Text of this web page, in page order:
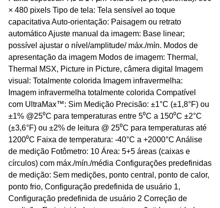
× 480 pixels Tipo de tela: Tela sensível ao toque
capacitativa Auto-orientação: Paisagem ou retrato
automático Ajuste manual da imagem: Base linear;
possível ajustar o nível/amplitude/ máx./mín. Modos de
apresentação da imagem Modos de imagem: Thermal,
Thermal MSX, Picture in Picture, câmera digital Imagem
visual: Totalmente colorida Imagem infravermelha:
Imagem infravermelha totalmente colorida Compatível
com UltraMax™: Sim Medição Precisão: ±1°C (±1,8°F) ou
±1% @25⁰C para temperaturas entre 5⁰C a 150⁰C ±2°C
(±3,6°F) ou ±2% de leitura @ 25⁰C para temperaturas até
1200⁰C Faixa de temperatura: -40°C a +2000°C Análise
de medição Fotômetro: 10 Área: 5+5 áreas (caixas e
círculos) com máx./mín./média Configurações predefinidas
de medição: Sem medições, ponto central, ponto de calor,
ponto frio, Configuração predefinida de usuário 1,
Configuração predefinida de usuário 2 Correção de